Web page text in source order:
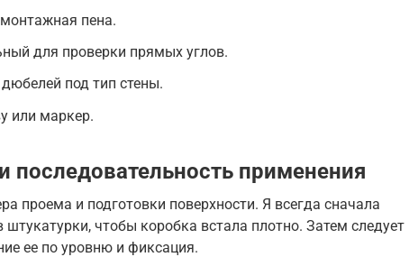
пена.
для проверки прямых углов.
под тип стены.
или маркер.
последовательность применения
проема и подготовки поверхности. Я всегда сначала
чтобы коробка встала плотно. Затем следует
ее по уровню и фиксация.